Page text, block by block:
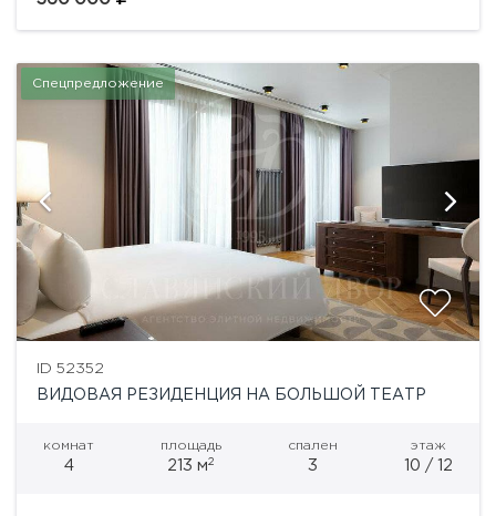
Спецпредложение
ID 52352
ВИДОВАЯ РЕЗИДЕНЦИЯ НА БОЛЬШОЙ ТЕАТР
комнат
4
площадь
213 м2
спален
3
этаж
10 / 12